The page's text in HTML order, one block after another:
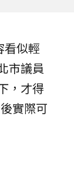
看似輕
市議員
，才得
實際可